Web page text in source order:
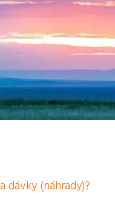
dávky (náhrady)?